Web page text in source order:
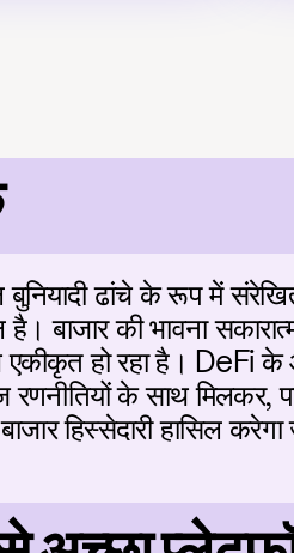
ढांचे के रूप में
बाजार की भावना
एकीकृत हो रहा है। DeFi
रणनीतियों के साथ मिलकर,
हिस्सेदारी हासिल